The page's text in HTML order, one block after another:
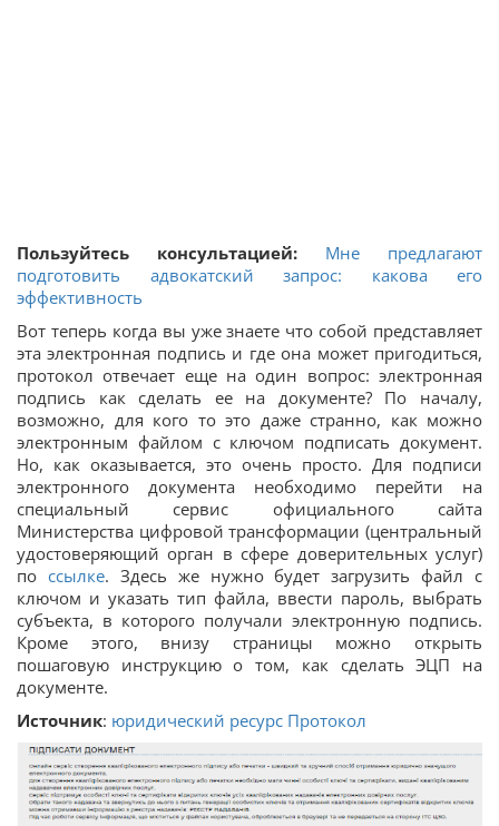
Пользуйтесь консультацией:
Мне предлагают
подготовить адвокатский запрос: какова его
эффективность
Вот теперь когда вы уже знаете что собой представляет
эта электронная подпись и где она может пригодиться,
протокол отвечает еще на один вопрос: электронная
подпись как сделать ее на документе? По началу,
возможно, для кого то это даже странно, как можно
электронным файлом с ключом подписать документ.
Но, как оказывается, это очень просто. Для подписи
электронного документа необходимо перейти на
специальный сервис официального сайта
Министерства цифровой трансформации (центральный
удостоверяющий орган в сфере доверительных услуг)
по ссылке. Здесь же нужно будет загрузить файл с
ключом и указать тип файла, ввести пароль, выбрать
субъекта, в которого получали электронную подпись.
Кроме этого, внизу страницы можно открыть
пошаговую инструкцию о том, как сделать ЭЦП на
документе.
Источник: юридический ресурс Протокол